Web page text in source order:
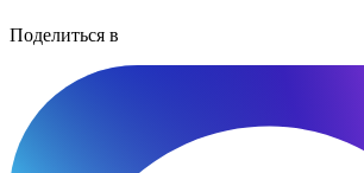
Поделиться в